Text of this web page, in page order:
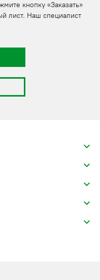
кнопку «Заказать»
лист. Наш специалист